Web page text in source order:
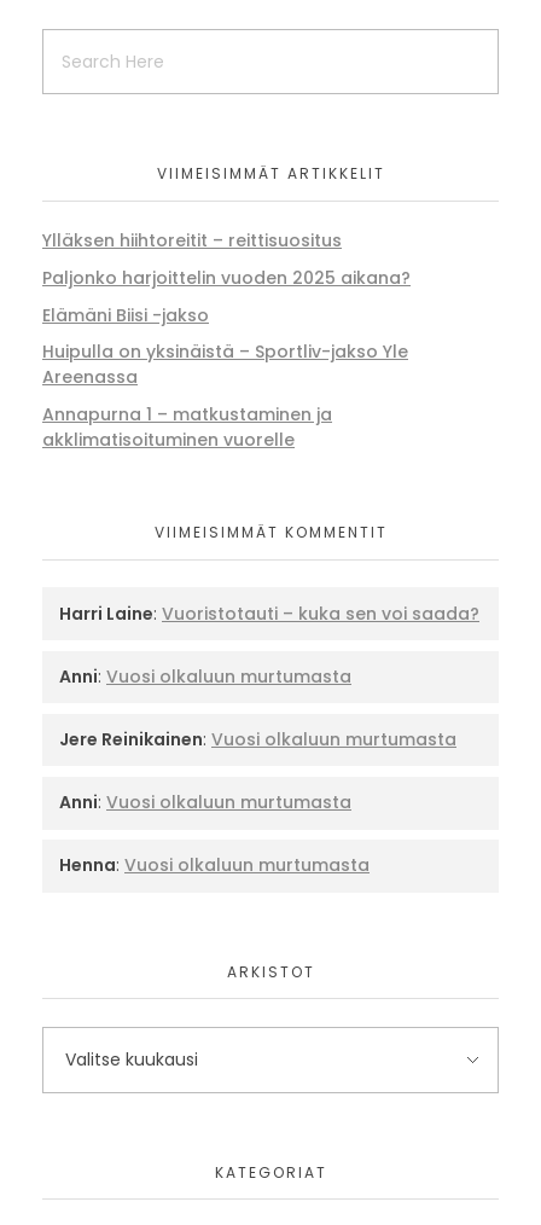
VIIMEISIMMÄT ARTIKKELIT
Ylläksen hiihtoreitit – reittisuositus
Paljonko harjoittelin vuoden 2025 aikana?
Elämäni Biisi -jakso
Huipulla on yksinäistä – Sportliv-jakso Yle
Areenassa
Annapurna 1 – matkustaminen ja
akklimatisoituminen vuorelle
VIIMEISIMMÄT KOMMENTIT
Harri Laine: Vuoristotauti – kuka sen voi saada?
Anni: Vuosi olkaluun murtumasta
Jere Reinikainen: Vuosi olkaluun murtumasta
Anni: Vuosi olkaluun murtumasta
Henna: Vuosi olkaluun murtumasta
ARKISTOT
KATEGORIAT